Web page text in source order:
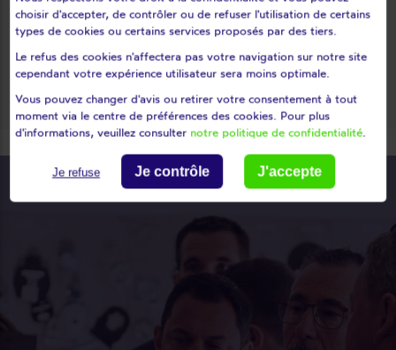
Sevran
Stains
Tremblay-en-france
Vaujours
Villemomble
Villepinte
Villetaneuse
choisir d'accepter, de contrôler ou de refuser l'utilisation de certains
types de cookies ou certains services proposés par des tiers.
Le refus des cookies n'affectera pas votre navigation sur notre site
cependant votre expérience utilisateur sera moins optimale.
Vous pouvez changer d'avis ou retirer votre consentement à tout
moment via le centre de préférences des cookies. Pour plus
d'informations, veuillez consulter notre politique de confidentialité.
Je refuse Je contrôle J'accepte